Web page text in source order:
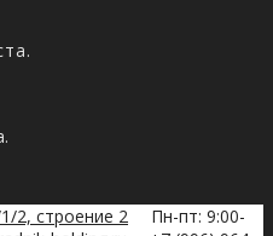
2, строение 2
Пн-пт: 9:00-